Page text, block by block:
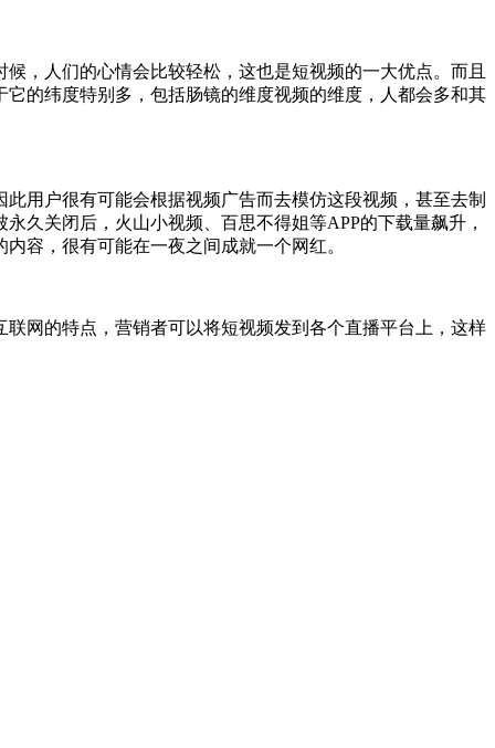
，人们的心情会比较轻松，这也是短视频的一大优点。而且
的纬度特别多，包括肠镜的维度视频的维度，人都会多和其
用户很有可能会根据视频广告而去模仿这段视频，甚至去制
久关闭后，火山小视频、百思不得姐等APP的下载量飙升，
容，很有可能在一夜之间成就一个网红。
网的特点，营销者可以将短视频发到各个直播平台上，这样